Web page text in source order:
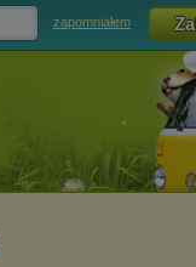
zapomniałem